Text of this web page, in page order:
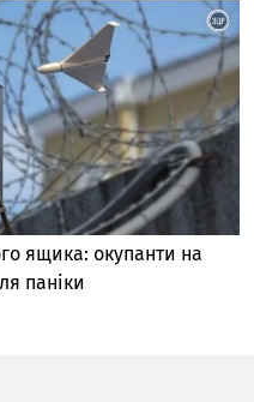
ящика: окупанти на
паніки